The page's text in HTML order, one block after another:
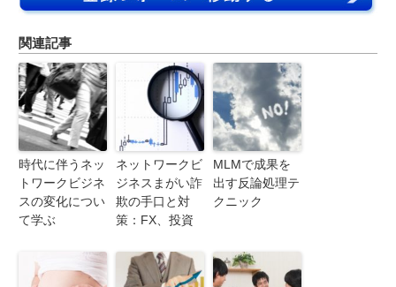
関連記事
時代に伴うネッ
トワークビジネ
スの変化につい
て学ぶ
ネットワークビ
ジネスまがい詐
欺の手口と対
策：FX、投資
MLMで成果を
出す反論処理テ
クニック